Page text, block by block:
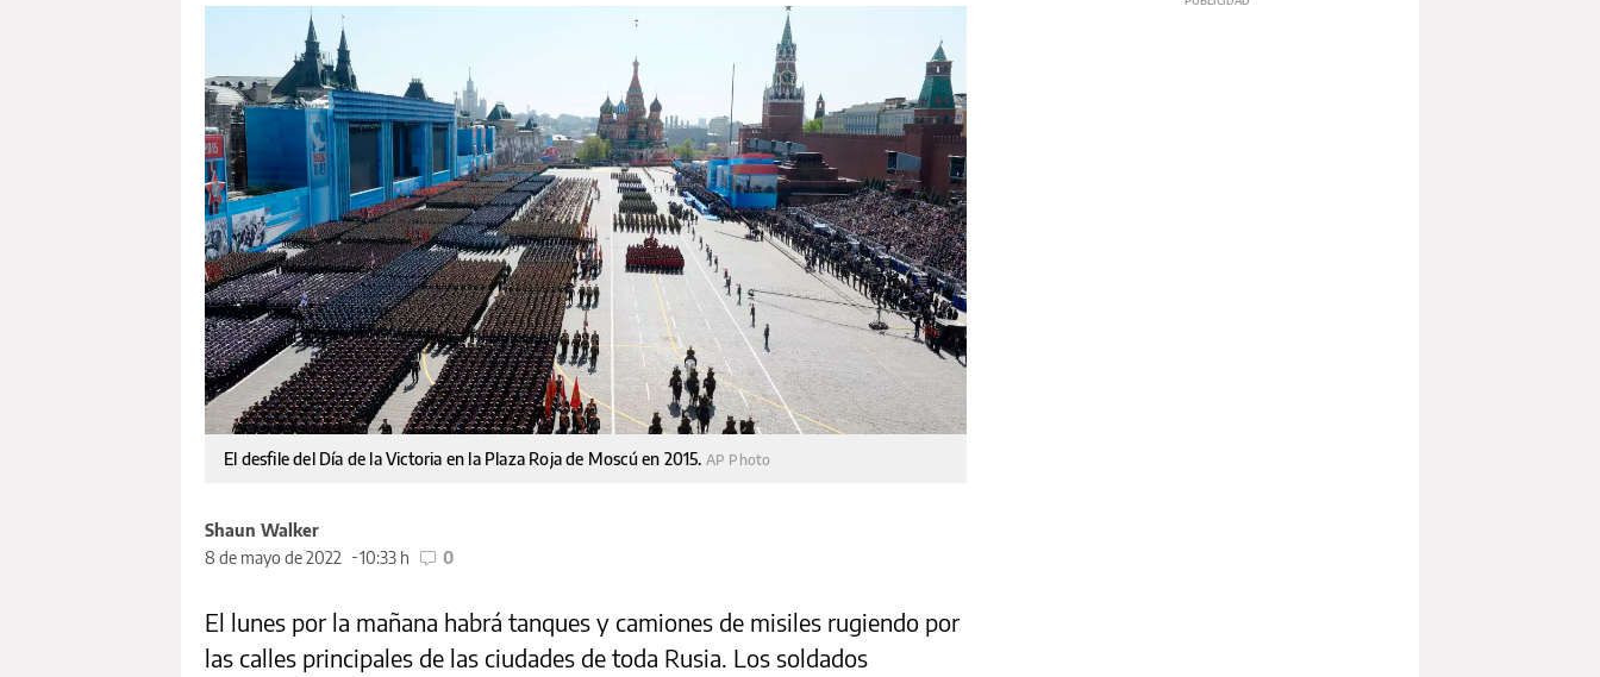
El desfile del Día de la Victoria en la Plaza Roja de Moscú en 2015. AP Photo
Shaun Walker
8 de mayo de 2022
10:33 h 0
El lunes por la mañana habrá tanques y camiones de misiles rugiendo por
las calles principales de las ciudades de toda Rusia. Los soldados